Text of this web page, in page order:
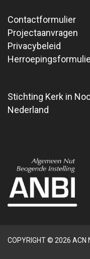
Contactformulier
Projectaanvragen
Privacybeleid
Stichting Kerk in
Nederland
COPYRIGHT © 2026 ACN